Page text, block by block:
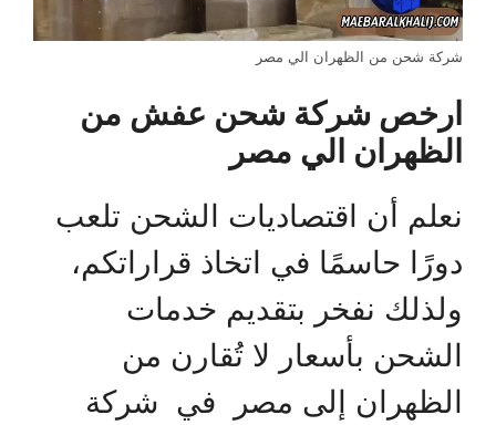
شركة شحن من الظهران الي مصر
ارخص شركة شحن عفش من
الظهران الي مصر
نعلم أن اقتصاديات الشحن تلعب
دورًا حاسمًا في اتخاذ قراراتكم،
ولذلك نفخر بتقديم خدمات
الشحن بأسعار لا تُقارن من
الظهران إلى مصر في شركة